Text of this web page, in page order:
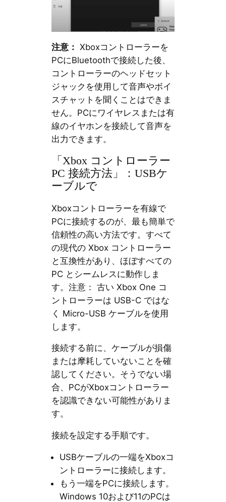
注意： Xboxコントローラーを
PCにBluetoothで接続した後、
コントローラーのヘッドセット
ジャックを使用して音声やボイ
スチャットを聞くことはできま
せん。PCにワイヤレスまたは有
線のイヤホンを接続して音声を
出力できます。
「Xbox コントローラー
PC 接続方法」：USBケ
ーブルで
Xboxコントローラーを有線で
PCに接続するのが、最も簡単で
信頼性の高い方法です。すべて
の現代の Xbox コントローラー
と互換性があり、ほぼすべての
PC とシームレスに動作しま
す。注意： 古い Xbox One コ
ントローラーは USB-C ではな
く Micro-USB ケーブルを使用
します。
接続する前に、ケーブルが損傷
または摩耗していないことを確
認してください。そうでない場
合、PCがXboxコントローラー
を認識できない可能性がありま
す。
接続を設定する手順です。
USBケーブルの一端をXboxコ
ントローラーに接続します。
もう一端をPCに接続します。
Windows 10および11のPCは